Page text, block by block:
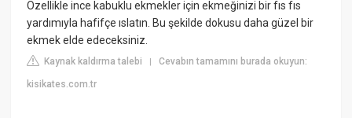
Özellikle ince kabuklu ekmekler için ekmeğinizi bir fıs fıs
yardımıyla hafifçe ıslatın. Bu şekilde dokusu daha güzel bir
ekmek elde edeceksiniz.
Kaynak kaldırma talebi |Cevabın tamamını burada okuyun:
kisikates.com.tr